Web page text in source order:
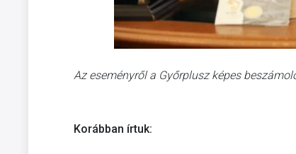
Az eseményről a Győrplusz képes
Korábban írtuk: